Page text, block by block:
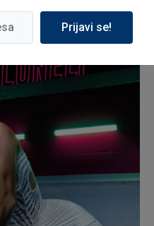
Prijavi se!